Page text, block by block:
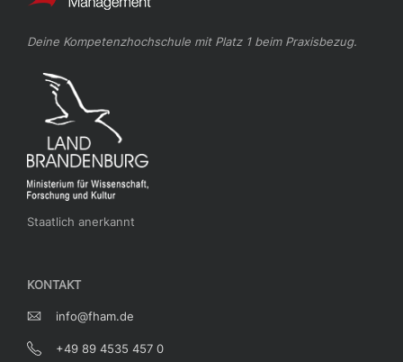
Deine Kompetenzhochschule mit Platz 1 beim Praxisbezug.
Staatlich anerkannt
KONTAKT
info@fham.de
+49 89 4535 457 0